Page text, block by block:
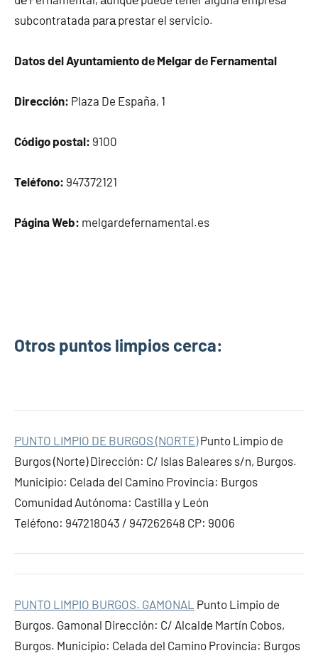
subcontratada pаrа prestar el servicio.
Datos del Ayuntamiento dе Melgar dе Fernamental
Dirección: Plaza De España, 1
Código postal: 9100
Teléfono: 947372121
Página Web: melgardefernamental.es
Otros puntos limpios cerca:
PUNTO LIMPIO DE BURGOS (NORTE)Punto Limpio de
Burgos (Norte) Dirección: C/ Islas Baleares s/n, Burgos.
Municipio: Celada del Camino Provincia: Burgos
Comunidad Autónoma: Castilla y León
Teléfono: 947218043 / 947262648 CP: 9006
PUNTO LIMPIO BURGOS. GAMONAL Punto Limpio de
Burgos. Gamonal Dirección: C/ Alcalde Martín Cobos,
Burgos. Municipio: Celada del Camino Provincia: Burgos